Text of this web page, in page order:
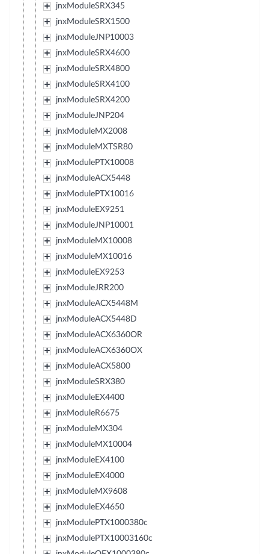
jnxModuleSRX345
jnxModuleSRX1500
jnxModuleJNP10003
jnxModuleSRX4600
jnxModuleSRX4800
jnxModuleSRX4100
jnxModuleSRX4200
jnxModuleJNP204
jnxModuleMX2008
jnxModuleMXTSR80
jnxModulePTX10008
jnxModuleACX5448
jnxModulePTX10016
jnxModuleEX9251
jnxModuleJNP10001
jnxModuleMX10008
jnxModuleMX10016
jnxModuleEX9253
jnxModuleJRR200
jnxModuleACX5448M
jnxModuleACX5448D
jnxModuleACX6360OR
jnxModuleACX6360OX
jnxModuleACX5800
jnxModuleSRX380
jnxModuleEX4400
jnxModuleR6675
jnxModuleMX304
jnxModuleMX10004
jnxModuleEX4100
jnxModuleEX4000
jnxModuleMX9608
jnxModuleEX4650
jnxModulePTX1000380c
jnxModulePTX10003160c